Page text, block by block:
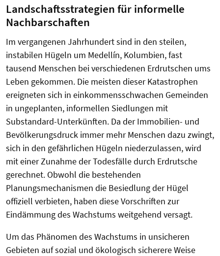
Landschaftsstrategien für informelle
Nachbarschaften
Im vergangenen Jahrhundert sind in den steilen,
instabilen Hügeln um Medellín, Kolumbien, fast
tausend Menschen bei verschiedenen Erdrutschen ums
Leben gekommen. Die meisten dieser Katastrophen
ereigneten sich in einkommensschwachen Gemeinden
in ungeplanten, informellen Siedlungen mit
Substandard-Unterkünften. Da der Immobilien- und
Bevölkerungsdruck immer mehr Menschen dazu zwingt,
sich in den gefährlichen Hügeln niederzulassen, wird
mit einer Zunahme der Todesfälle durch Erdrutsche
gerechnet. Obwohl die bestehenden
Planungsmechanismen die Besiedlung der Hügel
offiziell verbieten, haben diese Vorschriften zur
Eindämmung des Wachstums weitgehend versagt.
Um das Phänomen des Wachstums in unsicheren
Gebieten auf sozial und ökologisch sicherere Weise